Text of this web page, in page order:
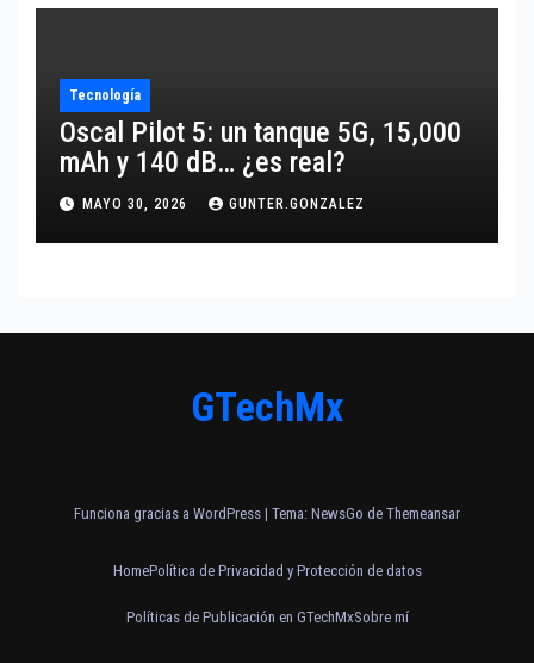
Tecnología
Oscal Pilot 5: un tanque 5G, 15,000
mAh y 140 dB… ¿es real?
MAYO 30, 2026 GUNTER.GONZALEZ
GTechMx
Funciona gracias a WordPress | Tema: NewsGo de Themeansar
HomePolítica de Privacidad y Protección de datos
Políticas de Publicación en GTechMxSobre mí